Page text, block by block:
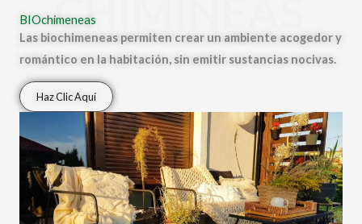
CHIMINEAS
BIOchimeneas
Las biochimeneas permiten crear un ambiente acogedor y
romántico en la habitación, sin emitir sustancias nocivas.
Haz Clic Aquí